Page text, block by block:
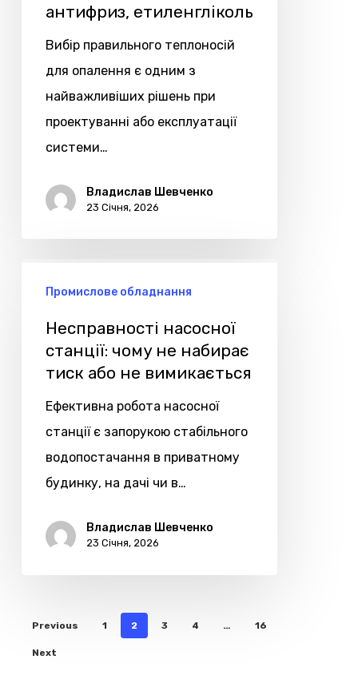
вода,
антифриз,
антифриз, етиленгліколь
Вибір правильного теплоносій
для опалення є одним з
найважливіших рішень при
проектуванні або експлуатації
системи…
Владислав Шевченко
23 Січня, 2026
насосної
станції:
чому
набирає
Промислове обладнання
Несправності насосної
станції: чому не набирає
тиск або не вимикається
Ефективна робота насосної
станції є запорукою стабільного
водопостачання в приватному
будинку, на дачі чи в…
Владислав Шевченко
23 Січня, 2026
Previous 1 2 3 4 … 16
Next